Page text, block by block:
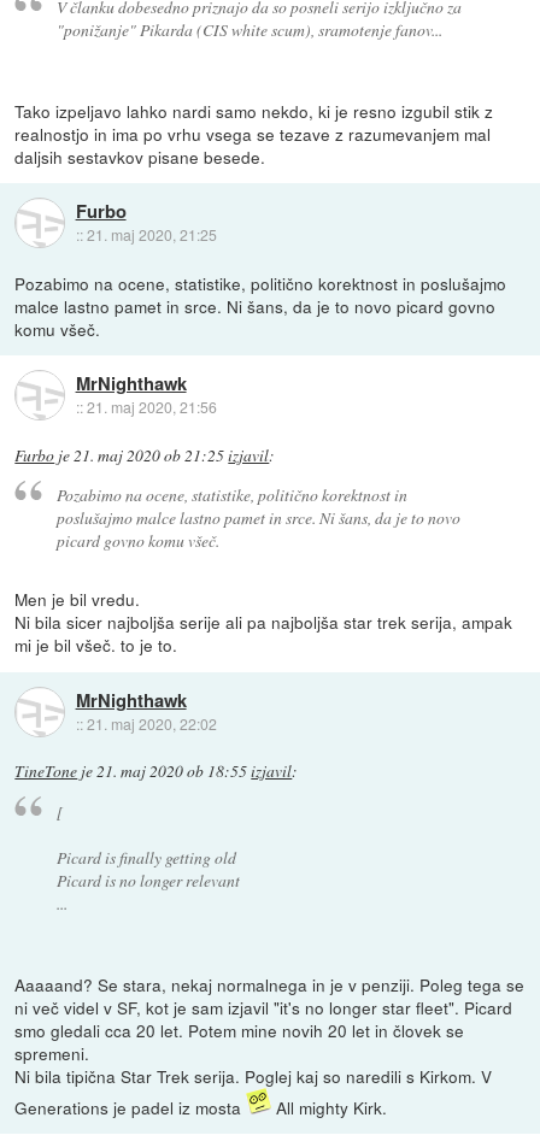
V članku dobesedno priznajo da so posneli serijo izključno za
"ponižanje" Pikarda (CIS white scum), sramotenje fanov...
Tako izpeljavo lahko nardi samo nekdo, ki je resno izgubil stik z
realnostjo in ima po vrhu vsega se tezave z razumevanjem mal
daljsih sestavkov pisane besede.
Furbo
::21. maj 2020, 21:25
Pozabimo na ocene, statistike, politično korektnost in poslušajmo
malce lastno pamet in srce. Ni šans, da je to novo picard govno
komu všeč.
MrNighthawk
::21. maj 2020, 21:56
Furbo je21. maj 2020 ob 21:25izjavil:
Pozabimo na ocene, statistike, politično korektnost in
poslušajmo malce lastno pamet in srce. Ni šans, da je to novo
picard govno komu všeč.
Men je bil vredu.
Ni bila sicer najboljša serije ali pa najboljša star trek serija, ampak
mi je bil všeč. to je to.
MrNighthawk
::21. maj 2020, 22:02
TineTone je21. maj 2020 ob 18:55izjavil:
[
Picard is finally getting old
Picard is no longer relevant
...
Aaaaand? Se stara, nekaj normalnega in je v penziji. Poleg tega se
ni več videl v SF, kot je sam izjavil "it's no longer star fleet". Picard
smo gledali cca 20 let. Potem mine novih 20 let in človek se
spremeni.
Ni bila tipična Star Trek serija. Poglej kaj so naredili s Kirkom. V
Generations je padel iz mosta
All mighty Kirk.